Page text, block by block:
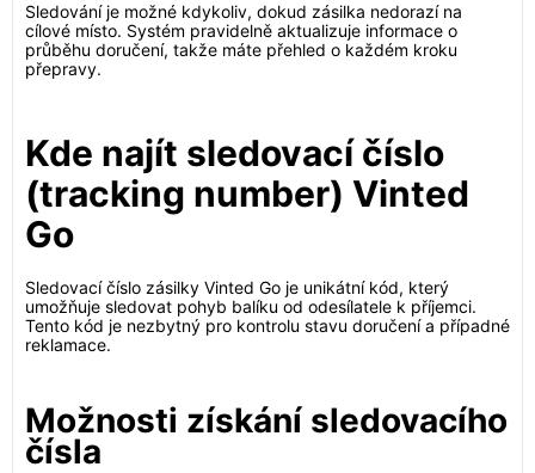
Sledování je možné kdykoliv, dokud zásilka nedorazí na
cílové místo. Systém pravidelně aktualizuje informace o
průběhu doručení, takže máte přehled o každém kroku
přepravy.
Kde najít sledovací číslo
(tracking number) Vinted
Go
Sledovací číslo zásilky Vinted Go je unikátní kód, který
umožňuje sledovat pohyb balíku od odesílatele k příjemci.
Tento kód je nezbytný pro kontrolu stavu doručení a případné
reklamace.
Možnosti získání sledovacího
čísla